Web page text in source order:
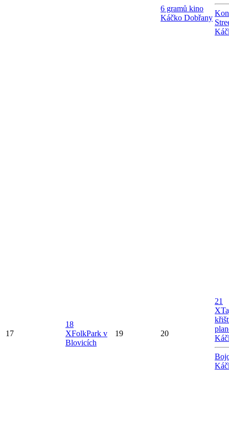
6 gramů kino
Káčko Dobřany
17
18
XFolkPark v
Blovicích
19 20
21
X